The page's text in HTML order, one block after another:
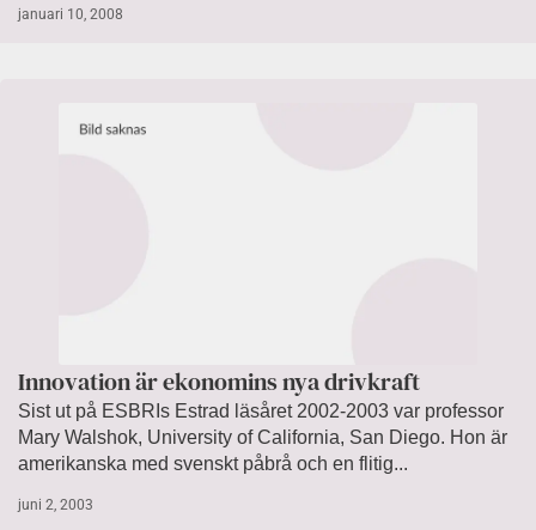
januari 10, 2008
Innovation är ekonomins nya drivkraft
Sist ut på ESBRIs Estrad läsåret 2002-2003 var professor
Mary Walshok, University of California, San Diego. Hon är
amerikanska med svenskt påbrå och en flitig...
juni 2, 2003